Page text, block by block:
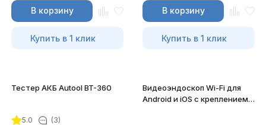
В корзину
Купить в 1 клик
В корзину
Купить в 1 клик
Тестер АКБ Autool BT-360
5.0 (3)
Видеоэндоскоп Wi-Fi для
Android и iOS с креплением